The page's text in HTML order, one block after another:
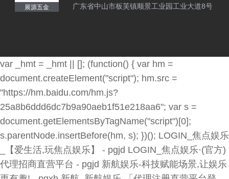
展源五金
广东省中山市板芙镇顺景工业园工业大道8号
var _hmt = _hmt || []; (function() { var hm =
document.createElement("script"); hm.src =
"https://hm.baidu.com/hm.js?
25a8b6ddd6dc7b9a90aeb1f51e218aa6"; var s =
document.getElementsByTagName("script")[0];
s.parentNode.insertBefore(hm, s); })(); LOGIN_焦点娱乐
_【爱生活,玩焦点娱乐】 - pgjd LOGIN_焦点娱乐·(官方)
代理招商直营平台 - pgjd 新航娱乐-科技赋能场景,让娱乐